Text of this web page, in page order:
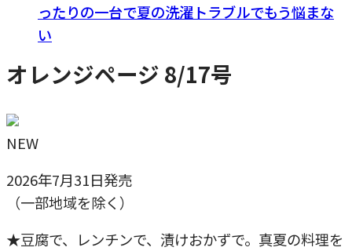
ったりの一台で夏の洗濯トラブルでもう悩まな
い
オレンジページ 8/17号
NEW
2026年7月31日発売
（一部地域を除く）
★豆腐で、レンチンで、漬けおかずで。真夏の料理を